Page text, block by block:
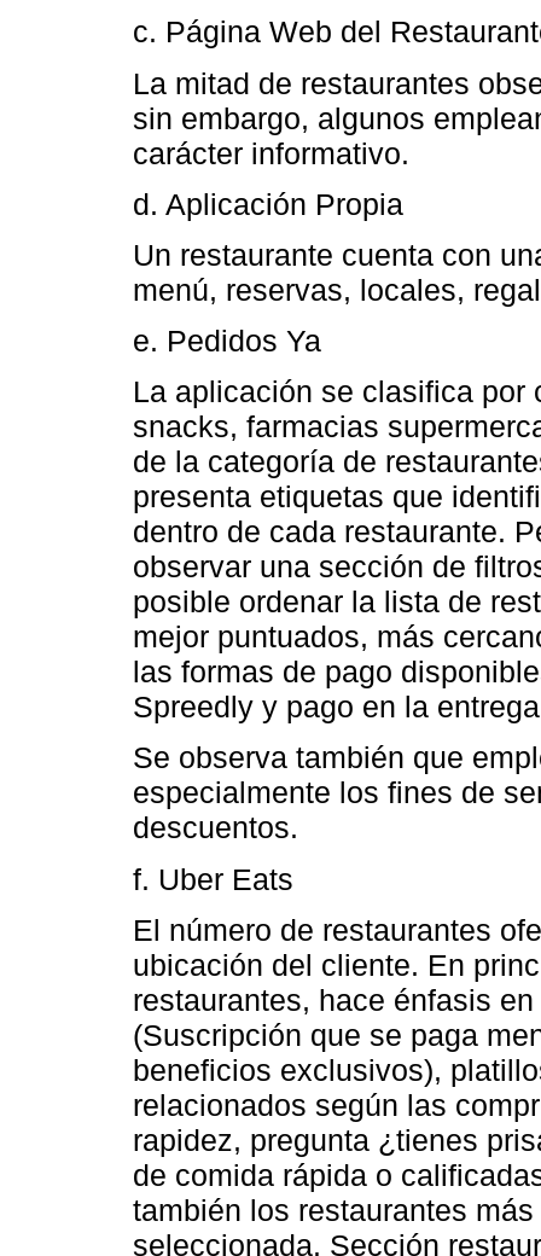
c. Página Web del
La mitad de restaurantes
sin embargo, algunos
carácter informativo.
d. Aplicación Propia
Un restaurante cuenta con
menú, reservas, locales,
e. Pedidos Ya
La aplicación se clasifica por
snacks, farmacias
de la categoría de
presenta etiquetas que
dentro de cada restaurante.
observar una sección de
posible ordenar la lista de
mejor puntuados, más
las formas de pago
Spreedly y pago en la
Se observa también que
especialmente los fines de
descuentos.
f. Uber Eats
El número de restaurantes
ubicación del cliente. En
restaurantes, hace énfasis
(Suscripción que se paga
beneficios exclusivos),
relacionados según las
rapidez, pregunta ¿tienes
de comida rápida o
también los restaurantes
seleccionada. Sección